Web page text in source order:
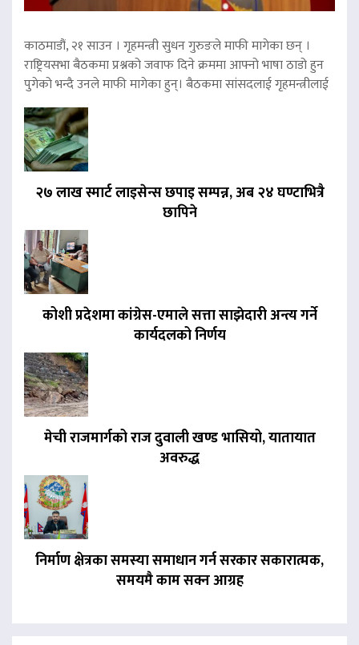
काठमाडौं, २१ साउन । गृहमन्त्री सुधन गुरुङले माफी मागेका छन् ।
राष्ट्रियसभा बैठकमा प्रश्नको जवाफ दिने क्रममा आफ्नो भाषा ठाडो हुन
पुगेको भन्दै उनले माफी मागेका हुन्। बैठकमा सांसदलाई गृहमन्त्रीलाई
२७ लाख स्मार्ट लाइसेन्स छपाइ सम्पन्न, अब २४ घण्टाभित्रै
छापिने
कोशी प्रदेशमा कांग्रेस-एमाले सत्ता साझेदारी अन्त्य गर्ने
कार्यदलको निर्णय
मेची राजमार्गको राज दुवाली खण्ड भासियो, यातायात
अवरुद्ध
निर्माण क्षेत्रका समस्या समाधान गर्न सरकार सकारात्मक,
समयमै काम सक्न आग्रह